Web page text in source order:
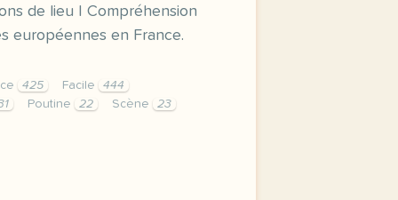
de lieu | Compréhension
européennes en France.
425 Facile
444
Poutine 22 Scène 23